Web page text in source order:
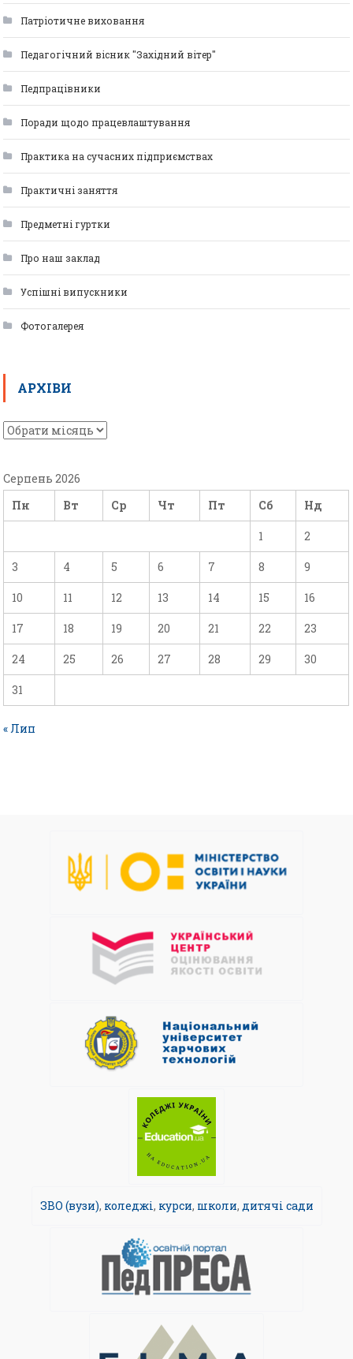
Патріотичне виховання
Педагогічний вісник "Західний вітер"
Педпрацівники
Поради щодо працевлаштування
Практика на сучасних підприємствах
Практичні заняття
Предметні гуртки
Про наш заклад
Успішні випускники
Фотогалерея
АРХІВИ
Серпень 2026
Пн
Вт Ср Чт Пт Сб Нд
1 2
3 4 5 6 7 8 9
10 11 12 13 14 15 16
17 18 19 20 21 22 23
24 25 26 27 28 29 30
31
« Лип
ЗВО (вузи), коледжі, курси, школи, дитячі сади